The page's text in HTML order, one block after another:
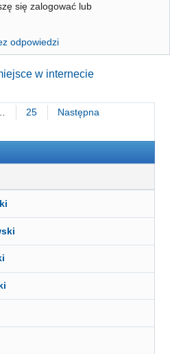
się zalogować lub
odpowiedzi
w internecie
25 Następna